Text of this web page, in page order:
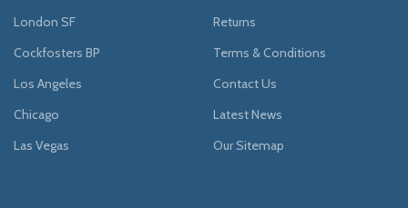
London SF
Cockfosters BP
Los Angeles
Chicago
Las Vegas
Returns
Terms & Conditions
Contact Us
Latest News
Our Sitemap